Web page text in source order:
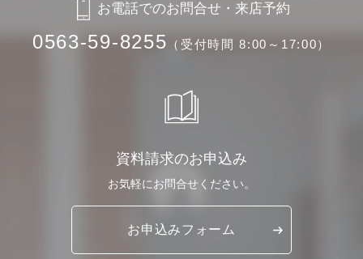
お電話でのお問合せ・来店予約
0563-59-8255 （受付時間 8:00～17:00）
資料請求のお申込み
お気軽にお問合せください。
お申込みフォーム